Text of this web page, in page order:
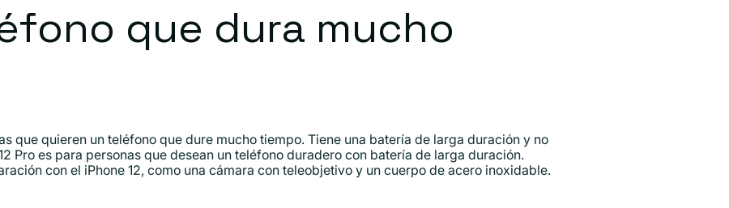
que dura mucho
que quieren un teléfono que dure mucho tiempo. Tiene una batería de larga duración y no
Pro es para personas que desean un teléfono duradero con batería de larga duración.
con el iPhone 12, como una cámara con teleobjetivo y un cuerpo de acero inoxidable.